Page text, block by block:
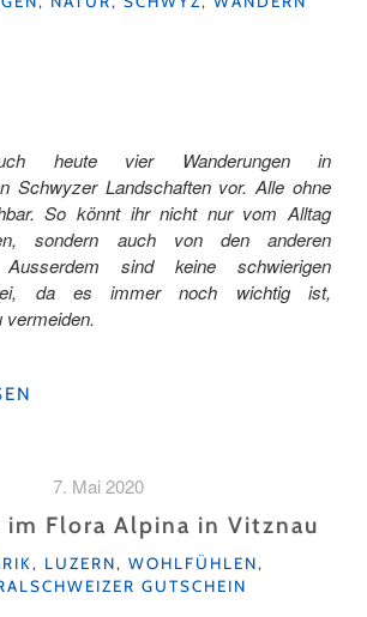
heute vier Wanderungen in
Schwyzer Landschaften vor. Alle ohne
So könnt ihr nicht nur vom Alltag
sondern auch von den anderen
Ausserdem sind keine schwierigen
da es immer noch wichtig ist,
vermeiden.
7. Mai 2020
im Flora Alpina in Vitznau
, LUZERN, WOHLFÜHLEN,
GUTSCHEIN